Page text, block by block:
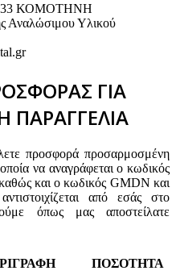
ΚΟΜΟΤΗΝΗ
Αναλώσιμου Υλικού
ΓΙΑ
ΠΑΡΑΓΓΕΛΙΑ
προσφορά προσαρμοσμένη
να αναγράφεται ο κωδικός
και ο κωδικός GMDN και
από εσάς στο
όπως μας αποστείλατε
ΠΟΣΟΤΗΤΑ